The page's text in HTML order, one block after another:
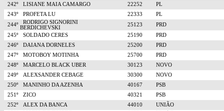
242º
LISIANE MAIA CAMARGO 22252
PL
243º
PROFETA LU 22333
PL
244º
RODRIGO SIGNORINI
BERDICHEVSKI
25123
PRD
245º
SOLDADO CERES 25190
PRD
246º
DAIANA DORNELES 25200
PRD
247º
MOTOBOY MOTINHA 25700
PRD
248º
MARCELO BLACK UBER 30123
NOVO
249º
ALEXSANDER CEBAGE 30300
NOVO
250º
MANINHO DA AZENHA 40167
PSB
251º
ZICO 40321
PSB
252º
ALEX DA BANCA 44010
UNIÃO